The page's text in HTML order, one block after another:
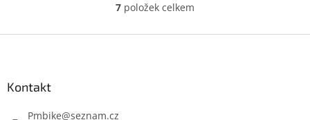
O
l
7 položek celkem
Kontakt
Pmbike@seznam.cz